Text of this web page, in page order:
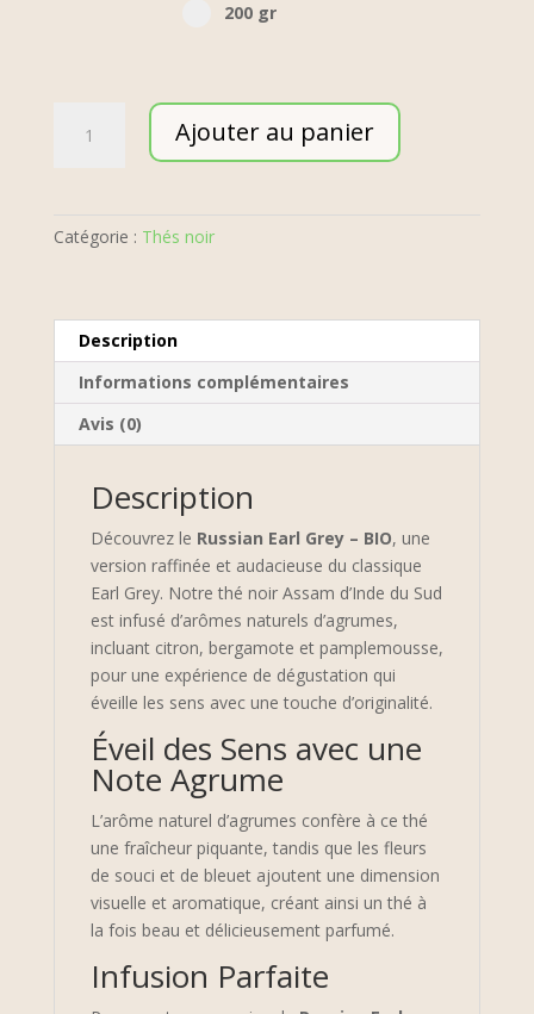
200 gr
200 gr option for pa_poid-the
Grey
Ajouter au panier
Catégorie : Thés noir
Description
Informations complémentaires
Avis (0)
Description
Découvrez le Russian Earl Grey – BIO, une
version raffinée et audacieuse du classique
Earl Grey. Notre thé noir Assam d’Inde du Sud
est infusé d’arômes naturels d’agrumes,
incluant citron, bergamote et pamplemousse,
pour une expérience de dégustation qui
éveille les sens avec une touche d’originalité.
Éveil des Sens avec une
Note Agrume
L’arôme naturel d’agrumes confère à ce thé
une fraîcheur piquante, tandis que les fleurs
de souci et de bleuet ajoutent une dimension
visuelle et aromatique, créant ainsi un thé à
la fois beau et délicieusement parfumé.
Infusion Parfaite